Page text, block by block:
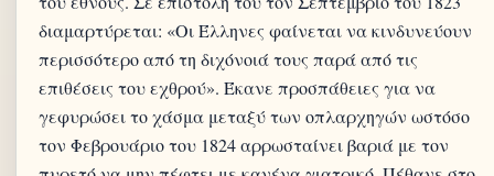
διαμαρτύρεται: «Οι Έλληνες φαίνεται να κινδυνεύουν
περισσότερο από τη διχόνοιά τους παρά από τις
επιθέσεις του εχθρού». Έκανε προσπάθειες για να
γεφυρώσει το χάσμα μεταξύ των οπλαρχηγών ωστόσο
τον Φεβρουάριο του 1824 αρρωσταίνει βαριά με τον